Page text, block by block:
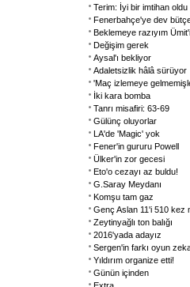
Terim: İyi bir imtihan oldu
Fenerbahçe'ye dev
Beklemeye razıyım
Değişim gerek
Aysal'ı bekliyor
Adaletsizlik hâlâ sürüyor
'Maç izlemeye
İki kara bomba
Tanrı misafiri: 63-69
Gülünç oluyorlar
LA'de 'Magic' yok
Fener'in gururu Powell
Ülker'in zor gecesi
Eto'o cezayı az buldu!
G.Saray Meydanı
Komşu tam gaz
Genç Aslan 11'i 510 kez
Zeytinyağlı ton balığı
2016'yada adayız
Sergen'in farkı oyun
Yıldırım organize etti!
Günün içinden